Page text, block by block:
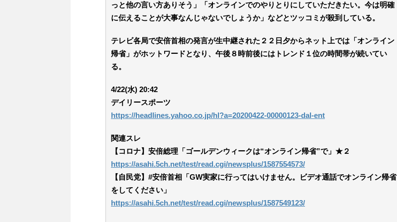
っと他の言い方ありそう」「オンラインでのやりとりにしていただきたい。今は明確
に伝えることが大事なんじゃないでしょうか」などとツッコミが殺到している。
テレビ各局で安倍首相の発言が生中継された２２日夕からネット上では「オンライン
帰省」がホットワードとなり、午後８時前後にはトレンド１位の時間帯が続いてい
る。
4/22(水) 20:42
デイリースポーツ
https://headlines.yahoo.co.jp/hl?a=20200422-00000123-dal-ent
関連スレ
【コロナ】安倍総理「ゴールデンウィークは“オンライン帰省”で」★２
https://asahi.5ch.net/test/read.cgi/newsplus/1587554573/
【自民党】#安倍首相「GW実家に行ってはいけません。ビデオ通話でオンライン帰省
をしてください」
https://asahi.5ch.net/test/read.cgi/newsplus/1587549123/